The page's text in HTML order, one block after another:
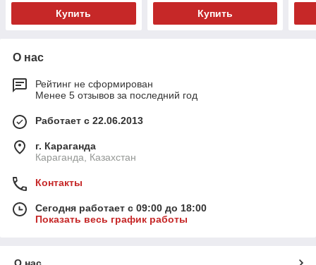
Купить Купить
О нас
Рейтинг не сформирован
Менее 5 отзывов за последний год
Работает с 22.06.2013
г. Караганда
Караганда, Казахстан
Контакты
Сегодня работает с 09:00 до 18:00
Показать весь график работы